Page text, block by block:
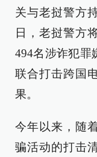
关与老挝警方
日，老挝警方
494名涉诈犯罪
联合打击跨国
果。
今年以来，随
骗活动的打击